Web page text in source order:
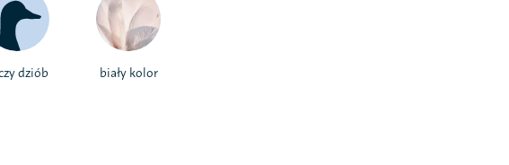
dziób biały kolor